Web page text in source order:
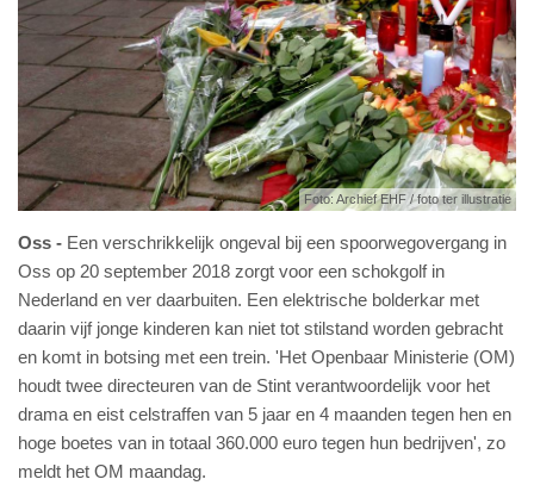
Foto: Archief EHF / foto ter illustratie
Oss
Een verschrikkelijk ongeval bij een spoorwegovergang in
Oss op 20 september 2018 zorgt voor een schokgolf in
Nederland en ver daarbuiten. Een elektrische bolderkar met
daarin vijf jonge kinderen kan niet tot stilstand worden gebracht
en komt in botsing met een trein. 'Het Openbaar Ministerie (OM)
houdt twee directeuren van de Stint verantwoordelijk voor het
drama en eist celstraffen van 5 jaar en 4 maanden tegen hen en
hoge boetes van in totaal 360.000 euro tegen hun bedrijven', zo
meldt het OM maandag.